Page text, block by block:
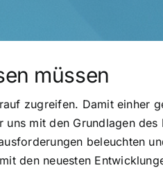
müssen
zugreifen. Damit einher
mit den Grundlagen
beleuchten
den neuesten